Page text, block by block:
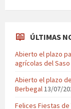
ÚLTIMAS
Abierto el plazo
agrícolas del
Abierto el plazo
Berbegal13/07/
Felices Fiestas de